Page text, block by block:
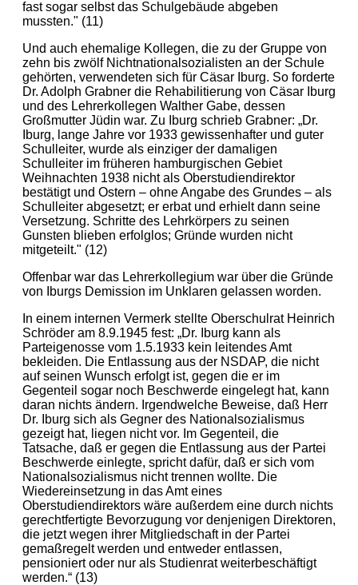
fast sogar selbst das Schulgebäude abgeben
mussten." (11)
Und auch ehemalige Kollegen, die zu der Gruppe von
zehn bis zwölf Nichtnationalsozialisten an der Schule
gehörten, verwendeten sich für Cäsar Iburg. So forderte
Dr. Adolph Grabner die Rehabilitierung von Cäsar Iburg
und des Lehrerkollegen Walther Gabe, dessen
Großmutter Jüdin war. Zu Iburg schrieb Grabner: „Dr.
Iburg, lange Jahre vor 1933 gewissenhafter und guter
Schulleiter, wurde als einziger der damaligen
Schulleiter im früheren hamburgischen Gebiet
Weihnachten 1938 nicht als Oberstudiendirektor
bestätigt und Ostern – ohne Angabe des Grundes – als
Schulleiter abgesetzt; er erbat und erhielt dann seine
Versetzung. Schritte des Lehrkörpers zu seinen
Gunsten blieben erfolglos; Gründe wurden nicht
mitgeteilt." (12)
Offenbar war das Lehrerkollegium war über die Gründe
von Iburgs Demission im Unklaren gelassen worden.
In einem internen Vermerk stellte Oberschulrat Heinrich
Schröder am 8.9.1945 fest: „Dr. Iburg kann als
Parteigenosse vom 1.5.1933 kein leitendes Amt
bekleiden. Die Entlassung aus der NSDAP, die nicht
auf seinen Wunsch erfolgt ist, gegen die er im
Gegenteil sogar noch Beschwerde eingelegt hat, kann
daran nichts ändern. Irgendwelche Beweise, daß Herr
Dr. Iburg sich als Gegner des Nationalsozialismus
gezeigt hat, liegen nicht vor. Im Gegenteil, die
Tatsache, daß er gegen die Entlassung aus der Partei
Beschwerde einlegte, spricht dafür, daß er sich vom
Nationalsozialismus nicht trennen wollte. Die
Wiedereinsetzung in das Amt eines
Oberstudiendirektors wäre außerdem eine durch nichts
gerechtfertigte Bevorzugung vor denjenigen Direktoren,
die jetzt wegen ihrer Mitgliedschaft in der Partei
gemaßregelt werden und entweder entlassen,
pensioniert oder nur als Studienrat weiterbeschäftigt
werden.“ (13)